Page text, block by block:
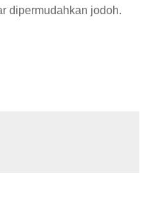
dipermudahkan jodoh.